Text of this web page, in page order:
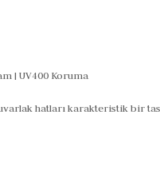
| UV400 Koruma
hatları karakteristik